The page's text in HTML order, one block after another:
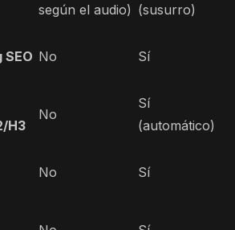
según el audio) (susurro)
No Sí
H3
No
Sí
(automático)
No Sí